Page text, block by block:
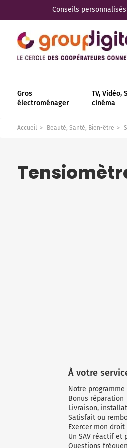
Conseils
Gros
électroménager
TV, Vidéo,
cinéma
Accueil Beauté, Santé, Bien-être
À votre
Notre
Bonus réparation
Livraison,
Satisfait ou
Exercer mon
Un SAV réactif et
Questions